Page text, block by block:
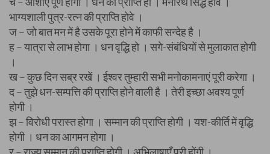
भाग्यशाली पुत्र-रत्न की प्राप्ति होवे ।
ज – जो बात मन में है उसके पूरा होने में काफी सन्देह है ।
ह – यात्रा से लाभ होगा । धन वृद्धि हो । सगे-संबंधियों से मुलाकात होगी
।
ख – कुछ दिन सब्र रखें । ईश्वर तुम्हारी सभी मनोकामनाएं पूरी करेगा ।
द – तुझे धन-सम्पत्ति की प्राप्ति होने वाली है । तेरी इच्छा अवश्य पूर्ण
होगी ।
झ – विरोधी परास्त होगा । सम्मान की प्राप्ति होगी । यश-कीर्ति में वृद्धि
होगी । धन का आगमन होगा ।